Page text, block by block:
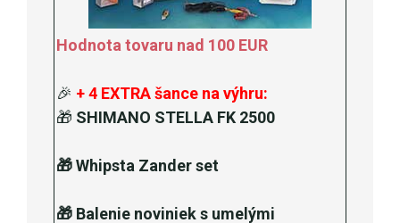
Hodnota tovaru nad 100 EUR
🎉 + 4 EXTRA šance na výhru:
🎁 SHIMANO STELLA FK 2500
🎁Whipsta Zander set
🎁 Balenie noviniek s umelými